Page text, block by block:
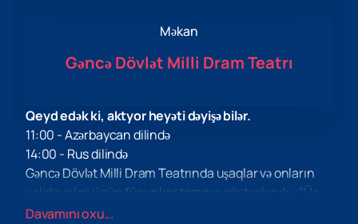
Məkan
Gəncə Dövlət Milli Dram Teatrı
Qeyd edək ki, aktyor heyəti dəyişə bilər.
11:00 - Azərbaycan dilində
14:00 - Rus dilində
Gəncə Dövlət Milli Dram Teatrında uşaqlar və onların
valideynləri üçün füsunkar tamaşa göstəriləcək - "Üç
pişik: Mürəbbə günü!" Bu, gənc tamaşaçılar üçün
Davamını oxu...